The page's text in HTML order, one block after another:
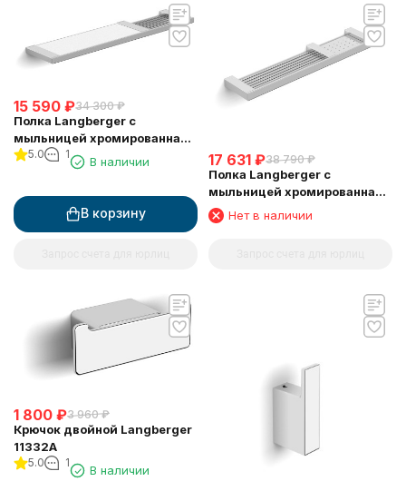
15 590 ₽34 300 ₽
Полка Langberger с
мыльницей хромированная
универсальная к стене 52 см
5.0 1
В наличии
В корзину
17 631 ₽38 790 ₽
Полка Langberger с
мыльницей хромированная
универсальная к стене 52 см
(решетка+решетка) 31060E
Нет в наличии
1 800 ₽3 960 ₽
Крючок двойной Langberger
11332A
5.0 1
В наличии